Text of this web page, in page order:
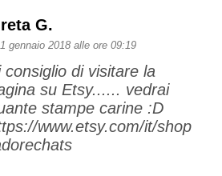
G.
gennaio 2018 alle ore 09:19
consiglio di visitare la
su Etsy...... vedrai
stampe carine :D
www.etsy.com/it/shop